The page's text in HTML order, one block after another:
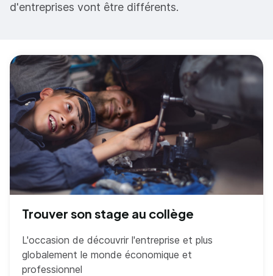
d'entreprises vont être différents.
Trouver son stage au collège
L'occasion de découvrir l'entreprise et plus
globalement le monde économique et
professionnel